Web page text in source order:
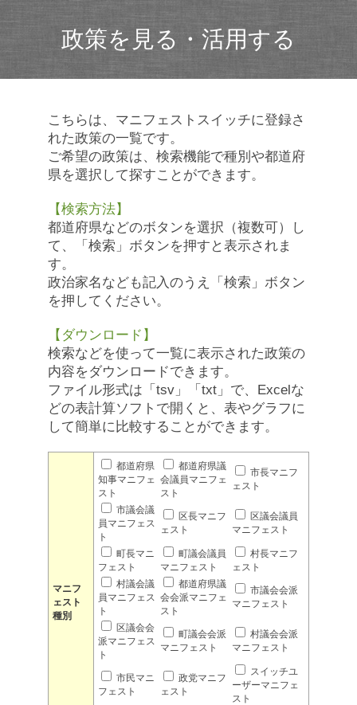
政策を見る・活用する
こちらは、マニフェストスイッチに登録さ
れた政策の一覧です。
ご希望の政策は、検索機能で種別や都道府
県を選択して探すことができます。
【検索方法】
都道府県などのボタンを選択（複数可）し
て、「検索」ボタンを押すと表示されま
す。
政治家名なども記入のうえ「検索」ボタン
を押してください。
【ダウンロード】
検索などを使って一覧に表示された政策の
内容をダウンロードできます。
ファイル形式は「tsv」「txt」で、Excelな
どの表計算ソフトで開くと、表やグラフに
して簡単に比較することができます。
マニフ
ェスト
種別
都道府県
知事マニフェ
スト
都道府県議
会議員マニフェ
スト
市長マニフ
ェスト
市議会議
員マニフェス
ト
区長マニフ
ェスト
区議会議員
マニフェスト
町長マニ
フェスト
町議会議員
マニフェスト
村長マニフ
ェスト
村議会議
員マニフェス
ト
都道府県議
会会派マニフェ
スト
市議会会派
マニフェスト
区議会会
派マニフェス
ト
町議会会派
マニフェスト
村議会会派
マニフェスト
市民マニ
フェスト
政党マニフ
ェスト
スイッチユ
ーザーマニフェ
スト